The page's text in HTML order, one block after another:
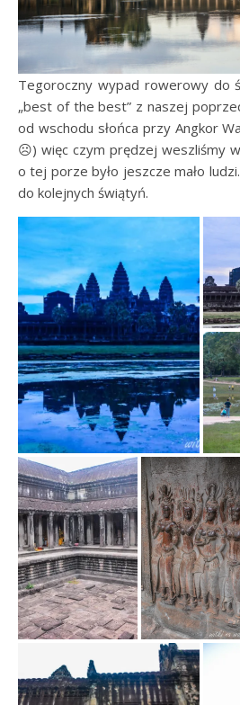
Tegoroczny wypad rowerowy do
„best of the best” z naszej
od wschodu słońca przy Angkor
☹) więc czym prędzej weszliśmy
o tej porze było jeszcze mało
do kolejnych świątyń.